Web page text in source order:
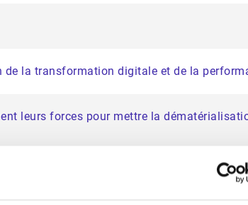
la transformation digitale et de la
leurs forces pour mettre la